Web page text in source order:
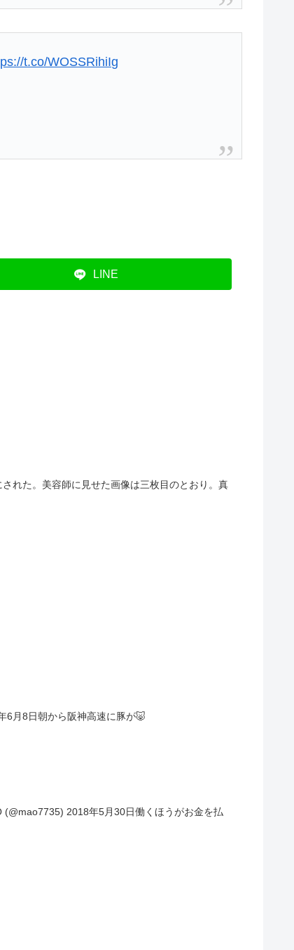
t.co/WOSSRihiIg
LINE
れた。美容師に見せた画像は三枚目のとおり。真
6月8日朝から阪神高速に豚が🐷
2018年5月30日働くほうがお金を払